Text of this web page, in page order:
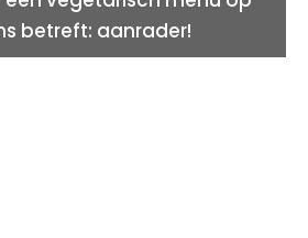
betreft: aanrader!